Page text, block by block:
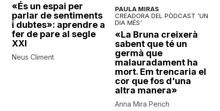
«És un espai per
parlar de sentiments
i dubtes»: aprendre a
fer de pare al segle
XXI
Neus Climent
PAULA MIRAS
CREADORA DEL PÒDCAST 'UN
DIA MÉS'
«La Bruna creixerà
sabent que té un
germà que
malauradament ha
mort. Em trencaria el
cor que fos d'una
altra manera»
Anna Mira Perich